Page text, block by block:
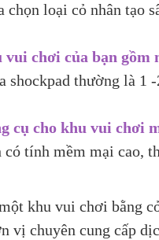
loại cỏ nhân tạo
chơi của bạn gồm
shockpad thường là
cụ cho khu vui chơi
có tính mềm mại
khu vui chơi bằng
chuyên cung cấp